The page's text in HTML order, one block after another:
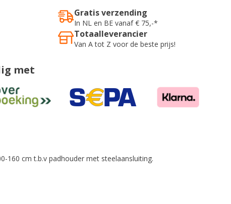
Gratis verzending
In NL en BE vanaf € 75,-*
Totaalleverancier
Van A tot Z voor de beste prijs!
met
160 cm t.b.v padhouder met steelaansluiting.